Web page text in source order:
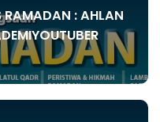
: AHLAN